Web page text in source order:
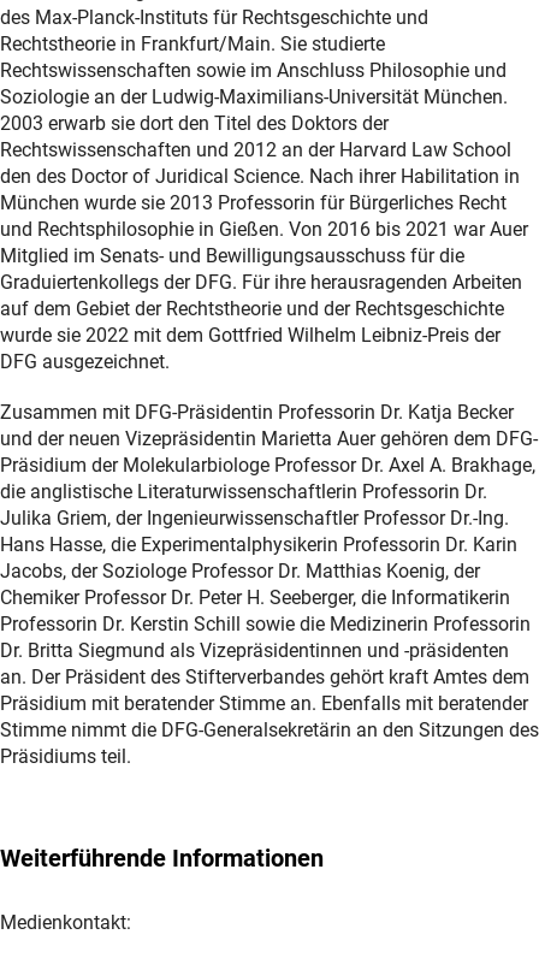
des Max-Planck-Instituts für Rechtsgeschichte und
Rechtstheorie in Frankfurt/Main. Sie studierte
Rechtswissenschaften sowie im Anschluss Philosophie und
Soziologie an der Ludwig-Maximilians-Universität München.
2003 erwarb sie dort den Titel des Doktors der
Rechtswissenschaften und 2012 an der Harvard Law School
den des Doctor of Juridical Science. Nach ihrer Habilitation in
München wurde sie 2013 Professorin für Bürgerliches Recht
und Rechtsphilosophie in Gießen. Von 2016 bis 2021 war Auer
Mitglied im Senats- und Bewilligungsausschuss für die
Graduiertenkollegs der DFG. Für ihre herausragenden Arbeiten
auf dem Gebiet der Rechtstheorie und der Rechtsgeschichte
wurde sie 2022 mit dem Gottfried Wilhelm Leibniz-Preis der
DFG ausgezeichnet.
Zusammen mit DFG-Präsidentin Professorin Dr. Katja Becker
und der neuen Vizepräsidentin Marietta Auer gehören dem DFG-
Präsidium der Molekularbiologe Professor Dr. Axel A. Brakhage,
die anglistische Literaturwissenschaftlerin Professorin Dr.
Julika Griem, der Ingenieurwissenschaftler Professor Dr.-Ing.
Hans Hasse, die Experimentalphysikerin Professorin Dr. Karin
Jacobs, der Soziologe Professor Dr. Matthias Koenig, der
Chemiker Professor Dr. Peter H. Seeberger, die Informatikerin
Professorin Dr. Kerstin Schill sowie die Medizinerin Professorin
Dr. Britta Siegmund als Vizepräsidentinnen und -präsidenten
an. Der Präsident des Stifterverbandes gehört kraft Amtes dem
Präsidium mit beratender Stimme an. Ebenfalls mit beratender
Stimme nimmt die DFG-Generalsekretärin an den Sitzungen des
Präsidiums teil.
Weiterführende Informationen
Medienkontakt: